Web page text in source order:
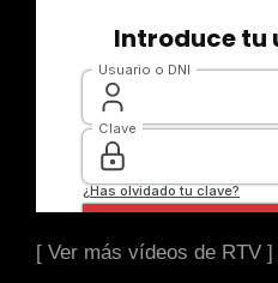
[ Ver más vídeos de RTV ]